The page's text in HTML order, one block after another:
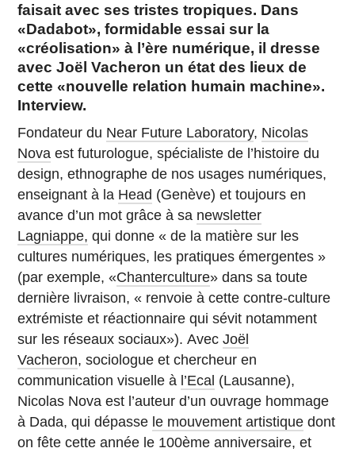
faisait avec ses tristes tropiques. Dans
«Dadabot», formidable essai sur la
«créolisation» à l’ère numérique, il dresse
avec Joël Vacheron un état des lieux de
cette «nouvelle relation humain machine».
Interview.
Fondateur du Near Future Laboratory, Nicolas
Nova est futurologue, spécialiste de l’histoire du
design, ethnographe de nos usages numériques,
enseignant à la Head (Genève) et toujours en
avance d’un mot grâce à sa newsletter
Lagniappe, qui donne « de la matière sur les
cultures numériques, les pratiques émergentes »
(par exemple, «Chanterculture» dans sa toute
dernière livraison, « renvoie à cette contre-culture
extrémiste et réactionnaire qui sévit notamment
sur les réseaux sociaux»). AvecJoël
Vacheron, sociologue et chercheur en
communication visuelle à l’Ecal (Lausanne),
Nicolas Nova est l’auteur d’un ouvrage hommage
à Dada, qui dépasse le mouvement artistique dont
on fête cette année le 100ème anniversaire, et